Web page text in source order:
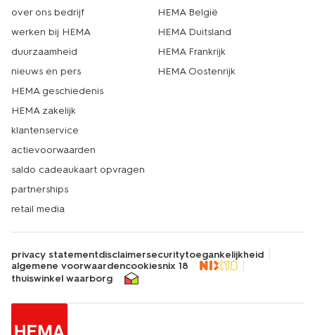
over ons bedrijf
werken bij HEMA
duurzaamheid
nieuws en pers
HEMA geschiedenis
HEMA zakelijk
klantenservice
actievoorwaarden
saldo cadeaukaart opvragen
partnerships
retail media
HEMA België
HEMA Duitsland
HEMA Frankrijk
HEMA Oostenrijk
privacy statementdisclaimersecuritytoegankelijkheid
algemene voorwaardencookiesnix 18
thuiswinkel waarborg